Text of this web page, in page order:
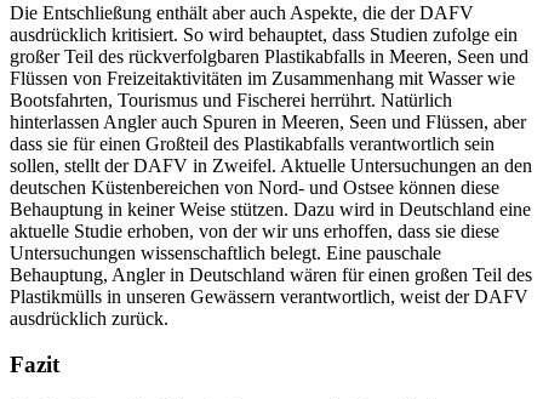
Die Entschließung enthält aber auch Aspekte, die der DAFV
ausdrücklich kritisiert. So wird behauptet, dass Studien zufolge ein
großer Teil des rückverfolgbaren Plastikabfalls in Meeren, Seen und
Flüssen von Freizeitaktivitäten im Zusammenhang mit Wasser wie
Bootsfahrten, Tourismus und Fischerei herrührt. Natürlich
hinterlassen Angler auch Spuren in Meeren, Seen und Flüssen, aber
dass sie für einen Großteil des Plastikabfalls verantwortlich sein
sollen, stellt der DAFV in Zweifel. Aktuelle Untersuchungen an den
deutschen Küstenbereichen von Nord- und Ostsee können diese
Behauptung in keiner Weise stützen. Dazu wird in Deutschland eine
aktuelle Studie erhoben, von der wir uns erhoffen, dass sie diese
Untersuchungen wissenschaftlich belegt. Eine pauschale
Behauptung, Angler in Deutschland wären für einen großen Teil des
Plastikmülls in unseren Gewässern verantwortlich, weist der DAFV
ausdrücklich zurück.
Fazit